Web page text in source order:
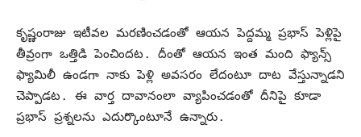
కృష్ణంరాజు ఇటీవల మరణించడంతో ఆయన పెద్దమ్మ ప్రభాస్ పెళ్లిపై
తీవ్రంగా ఒత్తిడి పెంచిందట. దీంతో ఆయన ఇంత మంది ఫ్యాన్స్
ఫ్యామిలీ ఉండగా నాకు పెళ్లి అవసరం లేదంటూ దాట వేస్తున్నాడని
చెప్పాడట. ఈ వార్త దావానంలా వ్యాపించడంతో దీనిపై కూడా
ప్రభాస్ ప్రశ్నలను ఎదుర్కొంటూనే ఉన్నారు.